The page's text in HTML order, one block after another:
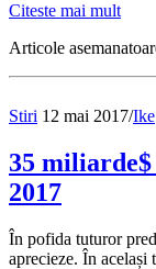
Citeste mai mult
Articole
Stiri 12 mai 2017/Ike
35
2017
În pofida tuturor
aprecieze. În